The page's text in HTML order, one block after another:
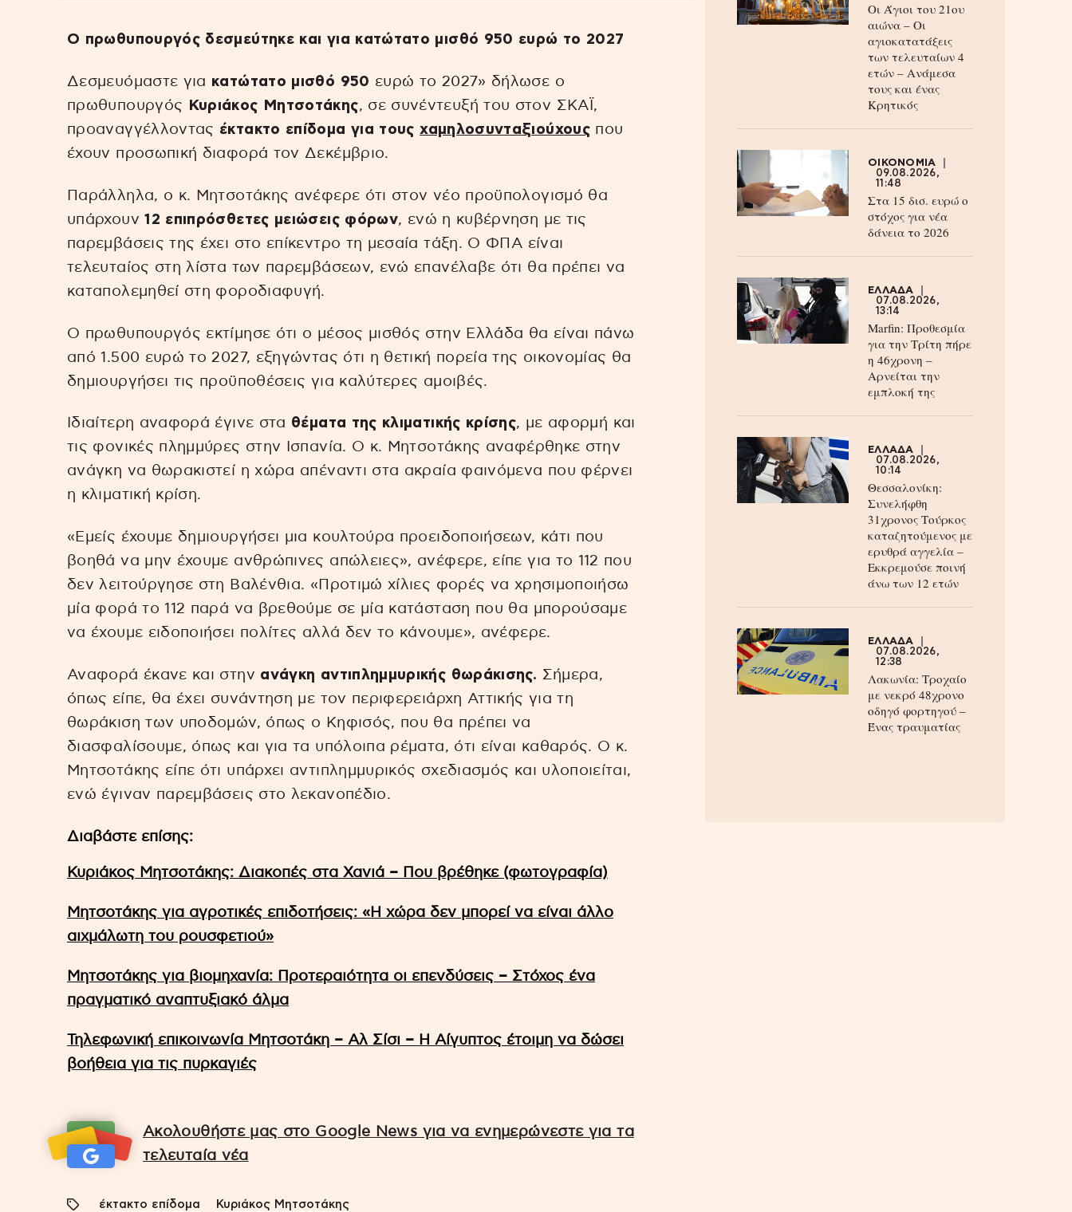
Ο πρωθυπουργός δεσμεύτηκε και για κατώτατο μισθό 950 ευρώ το 2027
Δεσμευόμαστε για κατώτατο μισθό 950 ευρώ το 2027» δήλωσε ο
πρωθυπουργός
Κυριάκος Μητσοτάκης, σε συνέντευξή του στον ΣΚΑΪ,
προαναγγέλλοντας έκτακτο επίδομα για τουςχαμηλοσυνταξιούχουςπου
έχουν προσωπική διαφορά τον Δεκέμβριο.
Παράλληλα, ο κ. Μητσοτάκης ανέφερε ότι στον νέο προϋπολογισμό θα
υπάρχουν12 επιπρόσθετες μειώσεις φόρων, ενώ η κυβέρνηση με τις
παρεμβάσεις της έχει στο επίκεντρο τη μεσαία τάξη. Ο ΦΠΑ είναι
τελευταίος στη λίστα των παρεμβάσεων, ενώ επανέλαβε ότι θα πρέπει να
καταπολεμηθεί στη φοροδιαφυγή.
Ο πρωθυπουργός εκτίμησε ότι ο μέσος μισθός στην Ελλάδα θα είναι πάνω
από 1.500 ευρώ το 2027, εξηγώντας ότι η θετική πορεία της οικονομίας θα
δημιουργήσει τις προϋποθέσεις για καλύτερες αμοιβές.
Ιδιαίτερη αναφορά έγινε στα θέματα της κλιματικής κρίσης, με αφορμή και
τις φονικές πλημμύρες στην Ισπανία. Ο κ. Μητσοτάκης αναφέρθηκε στην
ανάγκη να θωρακιστεί η χώρα απέναντι στα ακραία φαινόμενα που φέρνει
η κλιματική κρίση.
«Εμείς έχουμε δημιουργήσει μια κουλτούρα προειδοποιήσεων, κάτι που
βοηθά να μην έχουμε ανθρώπινες απώλειες», ανέφερε, είπε για το 112 που
δεν λειτούργησε στη Βαλένθια. «Προτιμώ χίλιες φορές να χρησιμοποιήσω
μία φορά το 112 παρά να βρεθούμε σε μία κατάσταση που θα μπορούσαμε
να έχουμε ειδοποιήσει πολίτες αλλά δεν το κάνουμε», ανέφερε.
Αναφορά έκανε και στην ανάγκη αντιπλημμυρικής θωράκισης. Σήμερα,
όπως είπε, θα έχει συνάντηση με τον περιφερειάρχη Αττικής για τη
θωράκιση των υποδομών, όπως ο Κηφισός, που θα πρέπει να
διασφαλίσουμε, όπως και για τα υπόλοιπα ρέματα, ότι είναι καθαρός. Ο κ.
Μητσοτάκης είπε ότι υπάρχει αντιπλημμυρικός σχεδιασμός και υλοποιείται,
ενώ έγιναν παρεμβάσεις στο λεκανοπέδιο.
Διαβάστε επίσης:
Κυριάκος Μητσοτάκης: Διακοπές στα Χανιά – Που βρέθηκε (φωτογραφία)
Μητσοτάκης για αγροτικές επιδοτήσεις: «Η χώρα δεν μπορεί να είναι άλλο
αιχμάλωτη του ρουσφετιού»
Μητσοτάκης για βιομηχανία: Προτεραιότητα οι επενδύσεις – Στόχος ένα
πραγματικό αναπτυξιακό άλμα
Τηλεφωνική επικοινωνία Μητσοτάκη – Αλ Σίσι – Η Αίγυπτος έτοιμη να δώσει
βοήθεια για τις πυρκαγιές
Ακολουθήστε μας στο Google News για να ενημερώνεστε για τα
τελευταία νέα
έκτακτο επίδομα Κυριάκος Μητσοτάκης
Οι Άγιοι του 21ου
αιώνα – Οι
αγιοκατατάξεις
των τελευταίων 4
ετών – Ανάμεσα
τους και ένας
Κρητικός
ΟΙΚΟΝΟΜΙΑ
09.08.2026,
11:48
Στα 15 δισ. ευρώ ο
στόχος για νέα
δάνεια το 2026
ΕΛΛΑΔΑ
07.08.2026,
13:14
Marfin: Προθεσμία
για την Τρίτη πήρε
η 46χρονη –
Aρνείται την
εμπλοκή της
ΕΛΛΑΔΑ
07.08.2026,
10:14
Θεσσαλονίκη:
Συνελήφθη
31χρονος Τούρκος
καταζητούμενος με
ερυθρά αγγελία –
Εκκρεμούσε ποινή
άνω των 12 ετών
ΕΛΛΑΔΑ
07.08.2026,
12:38
Λακωνία: Τροχαίο
με νεκρό 48χρονο
οδηγό φορτηγού –
Ένας τραυματίας